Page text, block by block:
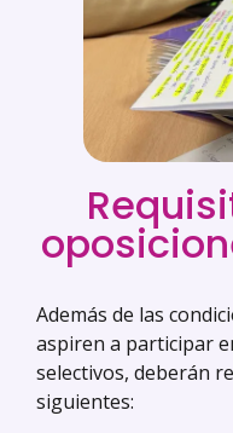
Además de las
aspiren a participar
selectivos, deberán
siguientes: